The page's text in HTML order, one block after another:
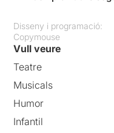
Disseny i programació:
Copymouse
Vull veure
Teatre
Musicals
Humor
Infantil